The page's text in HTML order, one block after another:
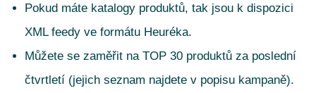
Pokud máte katalogy produktů, tak jsou k dispozici
XML feedy ve formátu Heuréka.
Můžete se zaměřit na TOP 30 produktů za poslední
čtvrtletí (jejich seznam najdete v popisu kampaně).